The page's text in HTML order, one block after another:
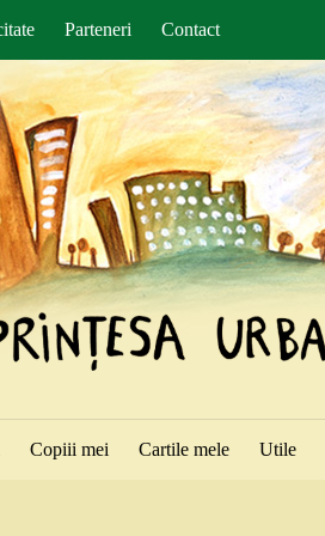
Parteneri Contact
Copiii mei Cartile mele Utile